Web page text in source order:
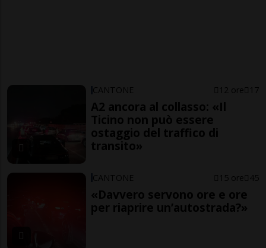
CANTONE 12 ore 17
A2 ancora al collasso: «Il
Ticino non può essere
ostaggio del traffico di
transito»
CANTONE 15 ore 45
«Davvero servono ore e ore
per riaprire un’autostrada?»